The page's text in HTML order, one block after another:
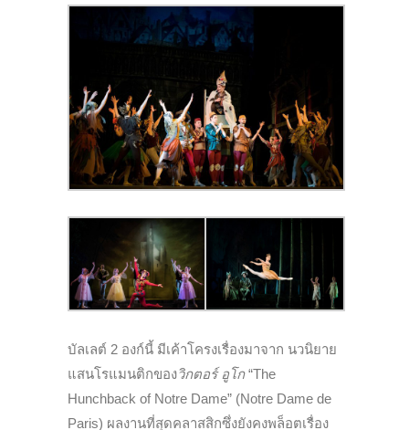
บัลเลต์ 2 องก์นี้ มีเค้าโครงเรื่องมาจาก นวนิยาย
แสนโรแมนติกของวิกตอร์ อูโก“The
Hunchback of Notre Dame” (Notre Dame de
Paris) ผลงานที่สุดคลาสสิกซึ่งยังคงพล็อตเรื่อง